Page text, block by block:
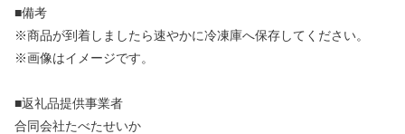
■備考
※商品が到着しましたら速やかに冷凍庫へ保存してください。
※画像はイメージです。
■返礼品提供事業者
合同会社たべたせいか